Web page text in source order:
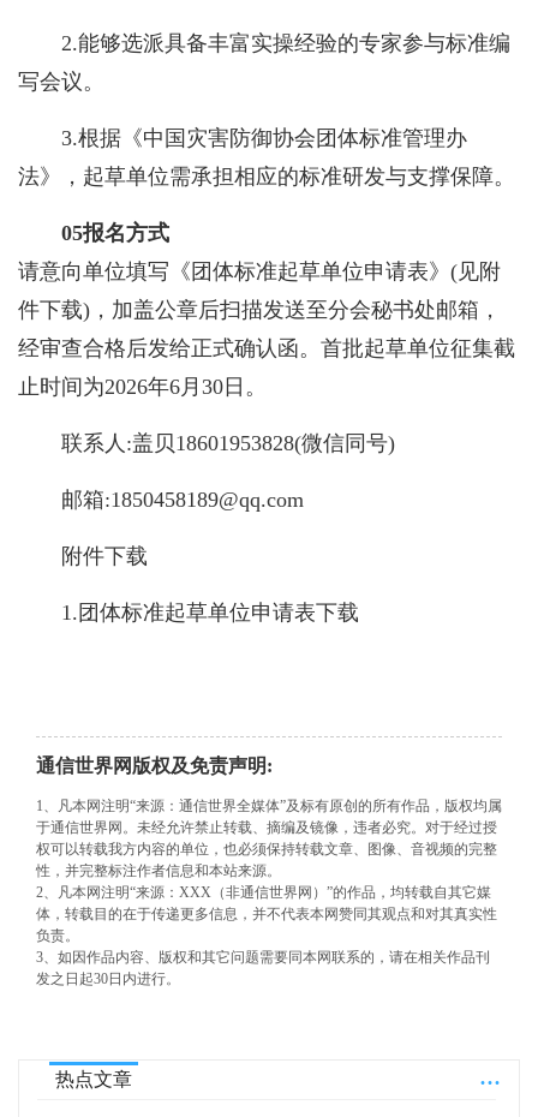
2.能够选派具备丰富实操经验的专家参与标准编
写会议。
3.根据《中国灾害防御协会团体标准管理办
法》，起草单位需承担相应的标准研发与支撑保障。
05报名方式
请意向单位填写《团体标准起草单位申请表》(见附
件下载)，加盖公章后扫描发送至分会秘书处邮箱，
经审查合格后发给正式确认函。首批起草单位征集截
止时间为2026年6月30日。
联系人:盖贝18601953828(微信同号)
邮箱:1850458189@qq.com
附件下载
1.团体标准起草单位申请表下载
通信世界网版权及免责声明:
1、凡本网注明“来源：通信世界全媒体”及标有原创的所有作品，版权均属
于通信世界网。未经允许禁止转载、摘编及镜像，违者必究。对于经过授
权可以转载我方内容的单位，也必须保持转载文章、图像、音视频的完整
性，并完整标注作者信息和本站来源。
2、凡本网注明“来源：XXX（非通信世界网）”的作品，均转载自其它媒
体，转载目的在于传递更多信息，并不代表本网赞同其观点和对其真实性
负责。
3、如因作品内容、版权和其它问题需要同本网联系的，请在相关作品刊
发之日起30日内进行。
...
热点文章